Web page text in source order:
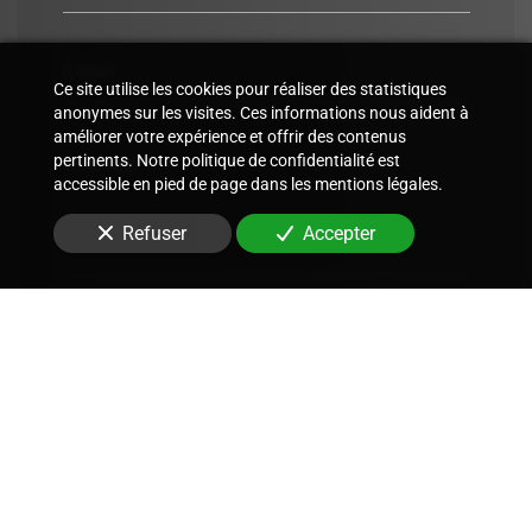
Message
Ce site utilise les cookies pour réaliser des statistiques
anonymes sur les visites. Ces informations nous aident à
améliorer votre expérience et offrir des contenus
pertinents. Notre politique de confidentialité est
accessible en pied de page dans les mentions légales.
Refuser Accepter